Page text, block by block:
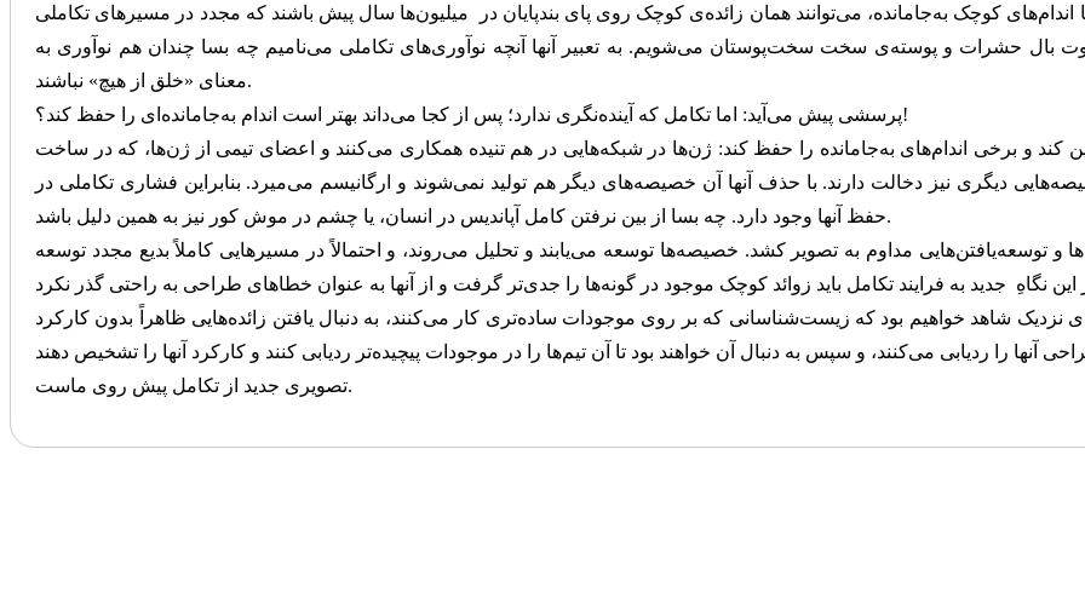
کوچک به‌جامانده، می‌توانند همان زائده‌ی کوچک روی پای بندپایان در میلیون‌ها سال پیش باشند که مجدد در مسیرهای تکاملی
بال حشرات و پوسته‌ی سخت سخت‌پوستان می‌شویم. به تعبیر آنها آنچه نوآوری‌های تکاملی می‌نامیم چه بسا چندان هم نوآوری به
معنای «خلق از هیچ» نباشند.
پرسشی پیش می‌آید: اما تکامل که آینده‌نگری ندارد؛ پس از کجا می‌داند بهتر است اندام به‌جامانده‌ای را حفظ کند؟!
و برخی اندام‌های به‌جامانده را حفظ کند: ژن‌ها در شبکه‌هایی در هم تنیده همکاری می‌کنند و اعضای تیمی از ژن‌ها، که در ساخت
دیگری نیز دخالت دارند. با حذف آنها آن خصیصه‌های دیگر هم تولید نمی‌شوند و ارگانیسم می‌میرد. بنابراین فشاری تکاملی در
حفظ آنها وجود دارد. چه بسا از بین نرفتن کامل آپاندیس در انسان، یا چشم در موش کور نیز به همین دلیل باشد.
و توسعه‌یافتن‌هایی مداوم به تصویر کشد. خصیصه‌ها توسعه می‌یابند و تحلیل می‌روند، و احتمالاً در مسیرهایی کاملاً بدیع مجدد توسعه
نزدیک شاهد خواهیم بود که زیست‌شناسانی که بر روی موجودات ساده‌تری کار می‌کنند، به دنبال یافتن زائده‌هایی ظاهراً بدون کارکرد
تصویری جدید از تکامل پیش روی ماست.